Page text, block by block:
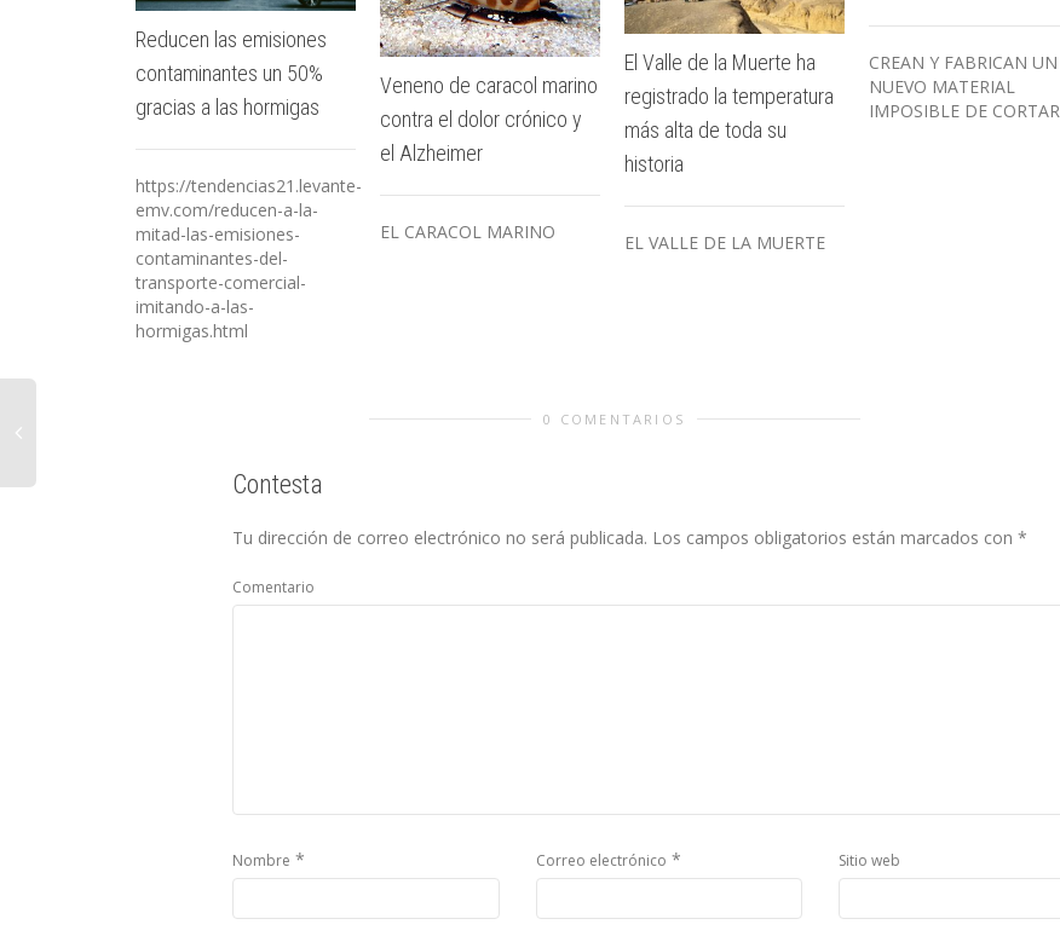
Reducen las emisiones
contaminantes un 50%
gracias a las hormigas
https://tendencias21.levante-
emv.com/reducen-a-la-
mitad-las-emisiones-
contaminantes-del-
transporte-comercial-
imitando-a-las-
hormigas.html
Veneno de caracol marino
contra el dolor crónico y
el Alzheimer
EL CARACOL MARINO
El Valle de la Muerte ha
registrado la temperatura
más alta de toda su
historia
EL VALLE DE LA MUERTE
CREAN Y FABRICAN UN
NUEVO MATERIAL
IMPOSIBLE DE CORTAR
0 COMENTARIOS
Contesta
Tu dirección de correo electrónico no será publicada. Los campos obligatorios están marcados con *
Comentario
Nombre * Correo electrónico * Sitio web